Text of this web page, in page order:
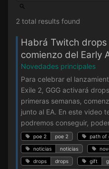
2 total results found
Habrá Twitch
comienzo del Early
Novedades principales
Para celebrar el
Exile 2, GGG activará
primeras semanas,
junto al EA. En este video
podremos conseguir,
poe 2 poe 2 path of
noticias noticias
drops drops gift